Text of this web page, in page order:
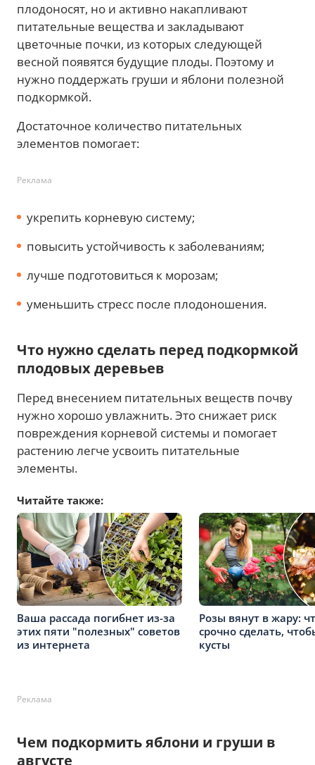
плодоносят, но и активно накапливают
питательные вещества и закладывают
цветочные почки, из которых следующей
весной появятся будущие плоды. Поэтому и
нужно поддержать груши и яблони полезной
подкормкой.
Достаточное количество питательных
элементов помогает:
Реклама
укрепить корневую систему;
повысить устойчивость к заболеваниям;
лучше подготовиться к морозам;
уменьшить стресс после плодоношения.
Что нужно сделать перед подкормкой
плодовых деревьев
Перед внесением питательных веществ почву
нужно хорошо увлажнить. Это снижает риск
повреждения корневой системы и помогает
растению легче усвоить питательные
элементы.
Читайте также:
Ваша рассада погибнет из-за
этих пяти "полезных" советов
из интернета
Розы вянут в жару:
срочно сделать,
кусты
Реклама
Чем подкормить яблони и груши в
августе